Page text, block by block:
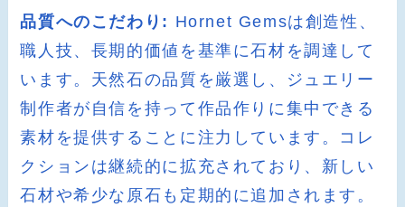
品質へのこだわり: Hornet Gemsは創造性、
職人技、長期的価値を基準に石材を調達して
います。天然石の品質を厳選し、ジュエリー
制作者が自信を持って作品作りに集中できる
素材を提供することに注力しています。コレ
クションは継続的に拡充されており、新しい
石材や希少な原石も定期的に追加されます。